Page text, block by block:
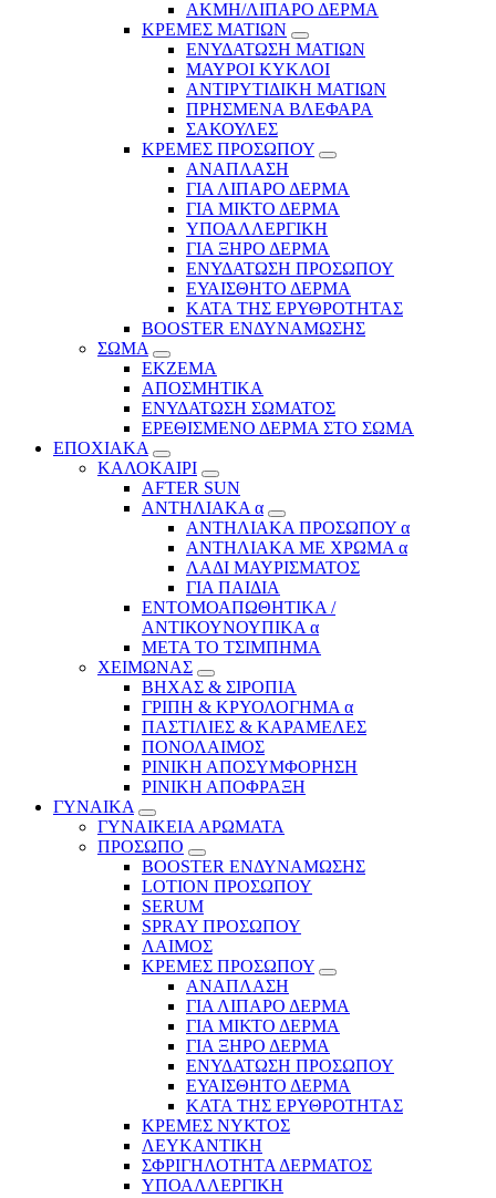
ΑΚΜΗ/ΛΙΠΑΡΟ ΔΕΡΜΑ
ΚΡΕΜΕΣ ΜΑΤΙΩΝ
ΕΝΥΔΑΤΩΣΗ ΜΑΤΙΩΝ
ΜΑΥΡΟΙ ΚΥΚΛΟΙ
ΑΝΤΙΡΥΤΙΔΙΚΗ ΜΑΤΙΩΝ
ΠΡΗΣΜΕΝΑ ΒΛΕΦΑΡΑ
ΣΑΚΟΥΛΕΣ
ΚΡΕΜΕΣ ΠΡΟΣΩΠΟΥ
ΑΝΑΠΛΑΣΗ
ΓΙΑ ΛΙΠΑΡΟ ΔΕΡΜΑ
ΓΙΑ ΜΙΚΤΟ ΔΕΡΜΑ
ΥΠΟΑΛΛΕΡΓΙΚΗ
ΓΙΑ ΞΗΡΟ ΔΕΡΜΑ
ΕΝΥΔΑΤΩΣΗ ΠΡΟΣΩΠΟΥ
ΕΥΑΙΣΘΗΤΟ ΔΕΡΜΑ
ΚΑΤΑ ΤΗΣ ΕΡΥΘΡΟΤΗΤΑΣ
BOOSTER ΕΝΔΥΝΑΜΩΣΗΣ
ΣΩΜΑ
ΕΚΖΕΜΑ
ΑΠΟΣΜΗΤΙΚΑ
ΕΝΥΔΑΤΩΣΗ ΣΩΜΑΤΟΣ
ΕΡΕΘΙΣΜΕΝΟ ΔΕΡΜΑ ΣΤΟ ΣΩΜΑ
ΕΠΟΧΙΑΚΑ
ΚΑΛΟΚΑΙΡΙ
AFTER SUN
ΑΝΤΗΛΙΑΚΑ α
ΑΝΤΗΛΙΑΚΑ ΠΡΟΣΩΠΟΥ α
ΑΝΤΗΛΙΑΚΑ ΜΕ ΧΡΩΜΑ α
ΛΑΔΙ ΜΑΥΡΙΣΜΑΤΟΣ
ΓΙΑ ΠΑΙΔΙΑ
ΕΝΤΟΜΟΑΠΩΘΗΤΙΚΑ /
ΑΝΤΙΚΟΥΝΟΥΠΙΚΑ α
ΜΕΤΑ ΤΟ ΤΣΙΜΠΗΜΑ
ΧΕΙΜΩΝΑΣ
ΒΗΧΑΣ & ΣΙΡΟΠΙΑ
ΓΡΙΠΗ & ΚΡΥΟΛΟΓΗΜΑ α
ΠΑΣΤΙΛΙΕΣ & ΚΑΡΑΜΕΛΕΣ
ΠΟΝΟΛΑΙΜΟΣ
ΡΙΝΙΚΗ ΑΠΟΣΥΜΦΟΡΗΣΗ
ΡΙΝΙΚΗ ΑΠΟΦΡΑΞΗ
ΓΥΝΑΙΚΑ
ΓΥΝΑΙΚΕΙΑ ΑΡΩΜΑΤΑ
ΠΡΟΣΩΠΟ
BOOSTER ΕΝΔΥΝΑΜΩΣΗΣ
LOTION ΠΡΟΣΩΠΟΥ
SERUM
SPRAY ΠΡΟΣΩΠΟΥ
ΛΑΙΜΟΣ
ΚΡΕΜΕΣ ΠΡΟΣΩΠΟΥ
ΑΝΑΠΛΑΣΗ
ΓΙΑ ΛΙΠΑΡΟ ΔΕΡΜΑ
ΓΙΑ ΜΙΚΤΟ ΔΕΡΜΑ
ΓΙΑ ΞΗΡΟ ΔΕΡΜΑ
ΕΝΥΔΑΤΩΣΗ ΠΡΟΣΩΠΟΥ
ΕΥΑΙΣΘΗΤΟ ΔΕΡΜΑ
ΚΑΤΑ ΤΗΣ ΕΡΥΘΡΟΤΗΤΑΣ
ΚΡΕΜΕΣ ΝΥΚΤΟΣ
ΛΕΥΚΑΝΤΙΚΗ
ΣΦΡΙΓΗΛΟΤΗΤΑ ΔΕΡΜΑΤΟΣ
ΥΠΟΑΛΛΕΡΓΙΚΗ